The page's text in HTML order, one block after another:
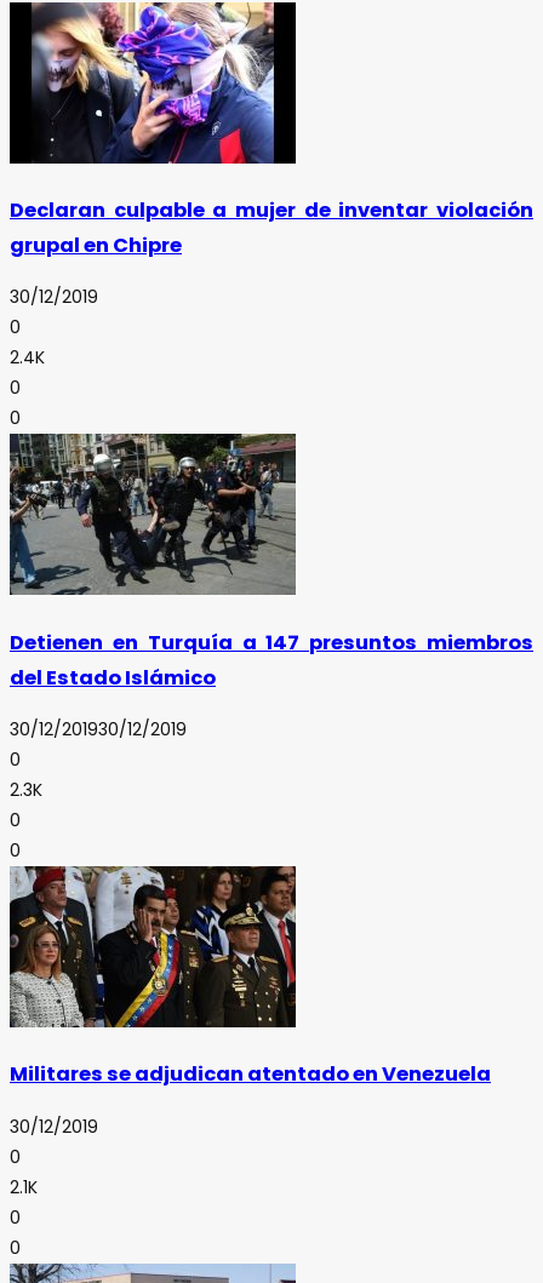
Declaran culpable a mujer de inventar violación
grupal en Chipre
30/12/2019
0
2.4K
0
0
Detienen en Turquía a 147 presuntos miembros
del Estado Islámico
30/12/201930/12/2019
0
2.3K
0
0
Militares se adjudican atentado en Venezuela
30/12/2019
0
2.1K
0
0